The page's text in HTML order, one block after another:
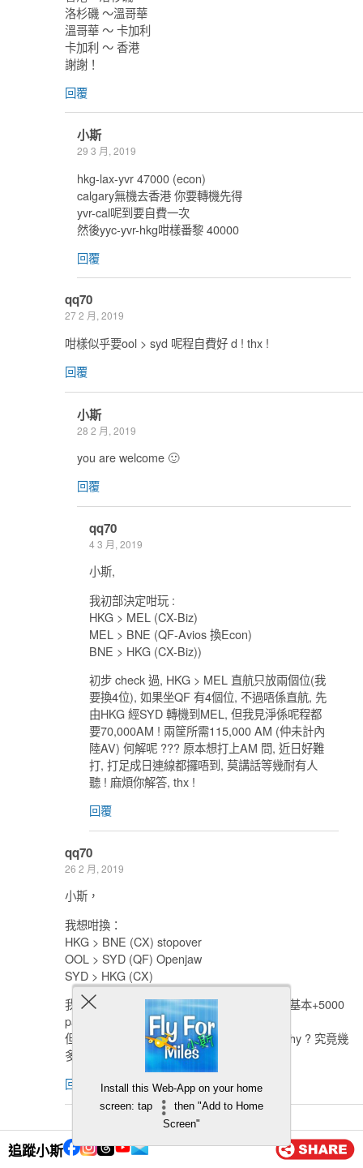
追蹤小斯
洛杉磯 ～溫哥華
溫哥華 ～ 卡加利
卡加利 ～ 香港
謝謝！
回覆
小斯
29 3 月, 2019
hkg-lax-yvr 47000 (econ)
calgary無機去香港 你要轉機先得
yvr-cal呢到要自費一次
然後yyc-yvr-hkg咁樣番黎 40000
回覆
qq70
27 2 月, 2019
咁樣似乎要ool > syd 呢程自費好 d ! thx !
回覆
小斯
28 2 月, 2019
you are welcome 🙂
回覆
qq70
4 3 月, 2019
小斯,
我初部決定咁玩 :
HKG > MEL (CX-Biz)
MEL > BNE (QF-Avios 換Econ)
BNE > HKG (CX-Biz))
初步 check 過, HKG > MEL 直航只放兩個位(我
要換4位), 如果坐QF 有4個位, 不過唔係直航, 先
由HKG 經SYD 轉機到MEL, 但我見淨係呢程都
要70,000AM ! 兩筐所需115,000 AM (仲未計內
陸AV) 何解呢 ??? 原本想打上AM 問, 近日好難
打, 打足成日連線都攞唔到, 莫講話等幾耐有人
聽 ! 麻煩你解答, thx !
回覆
qq70
26 2 月, 2019
小斯，
我想咁換：
HKG > BNE (CX) stopover
OOL > SYD (QF) Openjaw
SYD > HKG (CX)
我全部換 biz , 應該 95,000 AM ??? (90,000 基本+5000
parnter airline) ???
但我上 AM check, 佢計我係 115,000 AM ! why ? 究竟幾
多先岩？ thx !
回覆
27 2 月, 2019
Install this Web-App on your home
screen: tap
then "Add to Home
Screen"